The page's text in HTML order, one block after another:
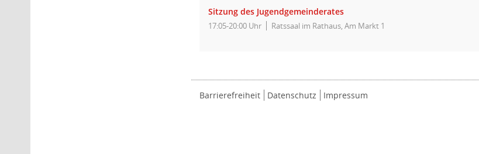
Sitzung des Jugendgemeinderates
17:05-20:00 Uhr Ratssaal im Rathaus, Am Markt 1
Barrierefreiheit Datenschutz Impressum